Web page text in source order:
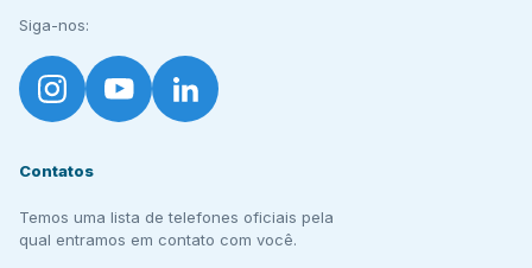
Siga-nos:
Contatos
Temos uma lista de telefones oficiais pela
qual entramos em contato com você.